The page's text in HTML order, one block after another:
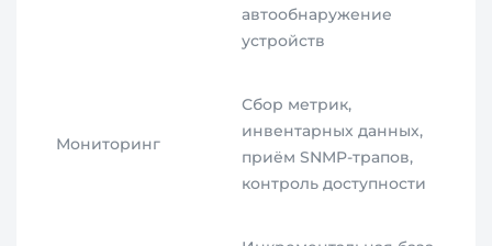
автообнаружение
устройств
Мониторинг
Сбор метрик,
инвентарных данных,
приём SNMP-трапов,
контроль доступности